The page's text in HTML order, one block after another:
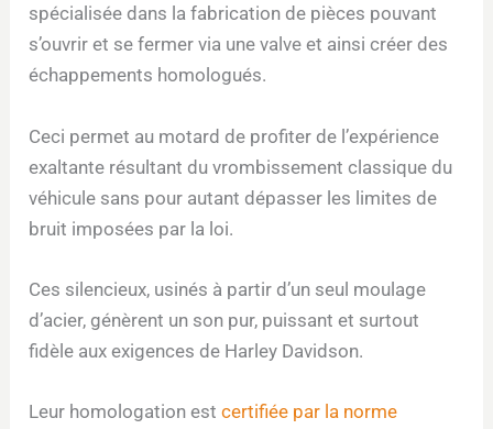
spécialisée dans la fabrication de pièces pouvant
s’ouvrir et se fermer via une valve et ainsi créer des
échappements homologués.
Ceci permet au motard de profiter de l’expérience
exaltante résultant du vrombissement classique du
véhicule sans pour autant dépasser les limites de
bruit imposées par la loi.
Ces silencieux, usinés à partir d’un seul moulage
d’acier, génèrent un son pur, puissant et surtout
fidèle aux exigences de Harley Davidson.
Leur homologation estcertifiée par la norme